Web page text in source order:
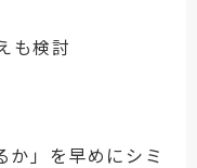
も検討
か」を早めにシミ